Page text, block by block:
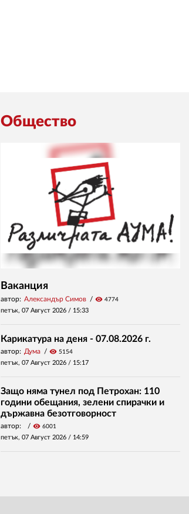
Общество
Ваканция
автор: Александър Симов visibility 4774
петък, 07 Август 2026 / 15:33
Карикатура на деня - 07.08.2026 г.
автор: Дума visibility 5154
петък, 07 Август 2026 / 15:17
Защо няма тунел под Петрохан: 110
години обещания, зелени спирачки и
държавна безотговорност
автор: visibility 6001
петък, 07 Август 2026 / 14:59